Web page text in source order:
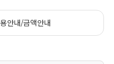
안내/금액안내